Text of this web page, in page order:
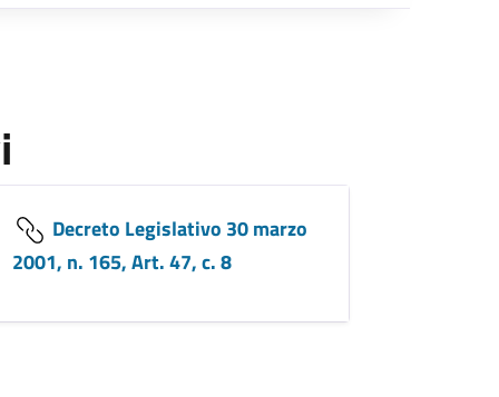
Decreto Legislativo 30 marzo
2001, n. 165, Art. 47, c. 8